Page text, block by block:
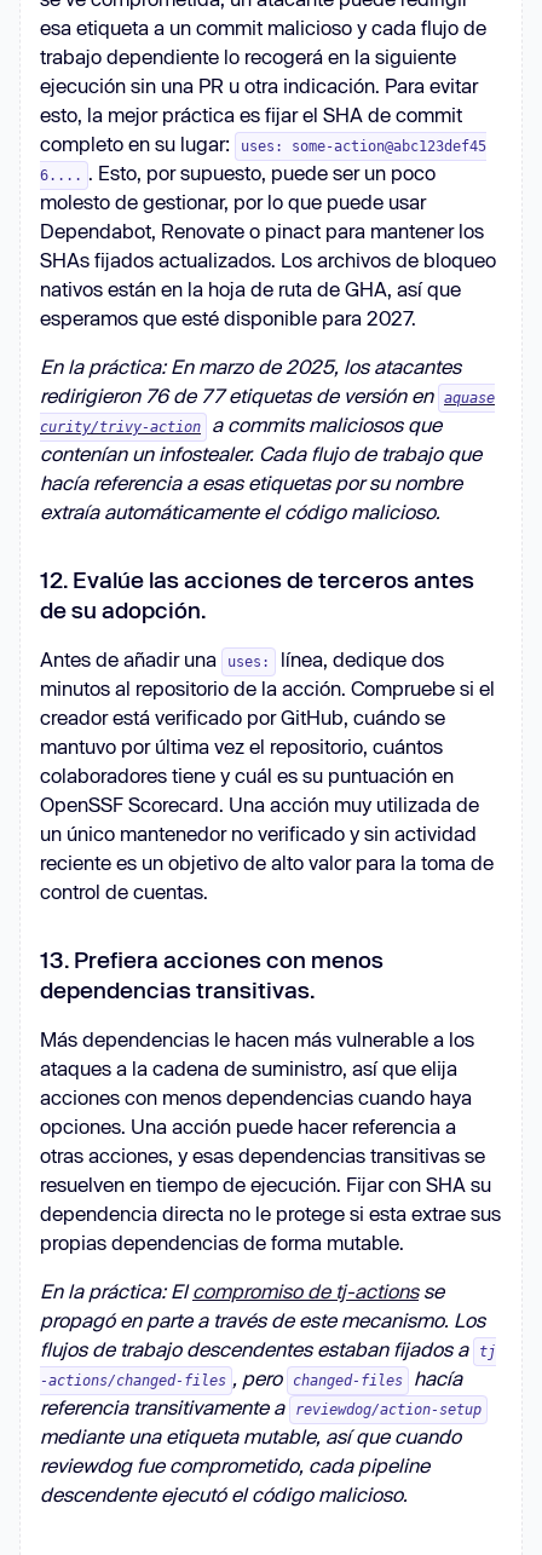
esa etiqueta a un commit malicioso y cada flujo de
trabajo dependiente lo recogerá en la siguiente
ejecución sin una PR u otra indicación. Para evitar
esto, la mejor práctica es fijar el SHA de commit
completo en su lugar:
uses: some-action@abc123def45
6.... . Esto, por supuesto, puede ser un poco
molesto de gestionar, por lo que puede usar
Dependabot, Renovate o pinact para mantener los
SHAs fijados actualizados. Los archivos de bloqueo
nativos están en la hoja de ruta de GHA, así que
esperamos que esté disponible para 2027.
En la práctica: En marzo de 2025, los atacantes
redirigieron 76 de 77 etiquetas de versión en aquase
curity/trivy-action
a commits maliciosos que
contenían un infostealer. Cada flujo de trabajo que
hacía referencia a esas etiquetas por su nombre
extraía automáticamente el código malicioso.
12. Evalúe las acciones de terceros antes
de su adopción.
Antes de añadir una uses:
línea, dedique dos
minutos al repositorio de la acción. Compruebe si el
creador está verificado por GitHub, cuándo se
mantuvo por última vez el repositorio, cuántos
colaboradores tiene y cuál es su puntuación en
OpenSSF Scorecard. Una acción muy utilizada de
un único mantenedor no verificado y sin actividad
reciente es un objetivo de alto valor para la toma de
control de cuentas.
13. Prefiera acciones con menos
dependencias transitivas.
Más dependencias le hacen más vulnerable a los
ataques a la cadena de suministro, así que elija
acciones con menos dependencias cuando haya
opciones. Una acción puede hacer referencia a
otras acciones, y esas dependencias transitivas se
resuelven en tiempo de ejecución. Fijar con SHA su
dependencia directa no le protege si esta extrae sus
propias dependencias de forma mutable.
En la práctica: Elcompromiso de tj-actionsse
propagó en parte a través de este mecanismo. Los
flujos de trabajo descendentes estaban fijados a
tj
-actions/changed-files , pero changed-files
hacía
referencia transitivamente a
reviewdog/action-setup
mediante una etiqueta mutable, así que cuando
reviewdog fue comprometido, cada pipeline
descendente ejecutó el código malicioso.